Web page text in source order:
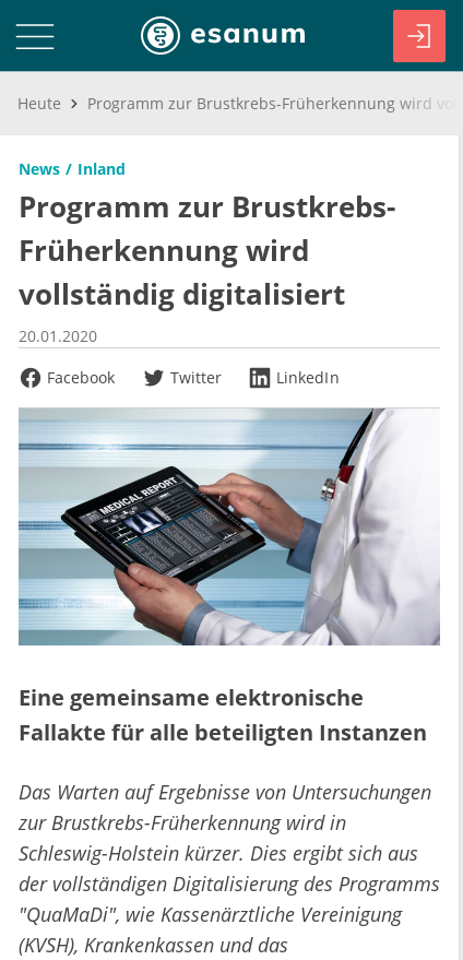
Heute
News Inland
Programm zur Brustkrebs-
Früherkennung wird
vollständig digitalisiert
20.01.2020
Facebook
Twitter LinkedIn
Eine gemeinsame elektronische
Fallakte für alle beteiligten Instanzen
Das Warten auf Ergebnisse von Untersuchungen
zur Brustkrebs-Früherkennung wird in
Schleswig-Holstein kürzer. Dies ergibt sich aus
der vollständigen Digitalisierung des Programms
"QuaMaDi", wie Kassenärztliche Vereinigung
(KVSH), Krankenkassen und das